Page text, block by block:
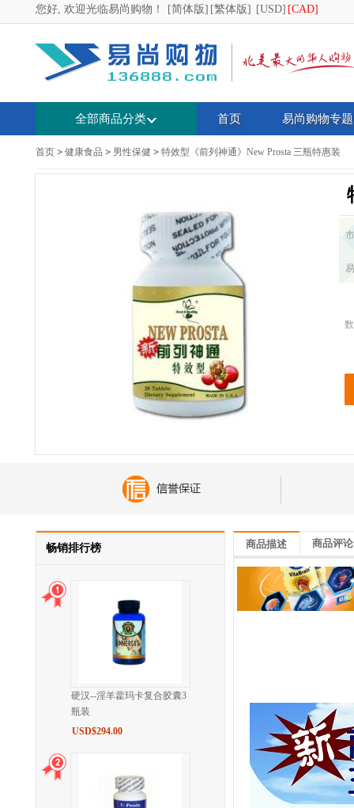
您好, 欢迎光临易尚购物！ [简体版] [繁体版] [USD] [CAD]
全部商品分类 首页 易尚购物专题
首页 > 健康食品 > 男性保健 > 特效型《前列神通》New Prosta 三瓶特惠装
畅销排行榜
硬汉--淫羊藿玛卡复合胶囊3
瓶装
USD$294.00
商品描述 商品评论